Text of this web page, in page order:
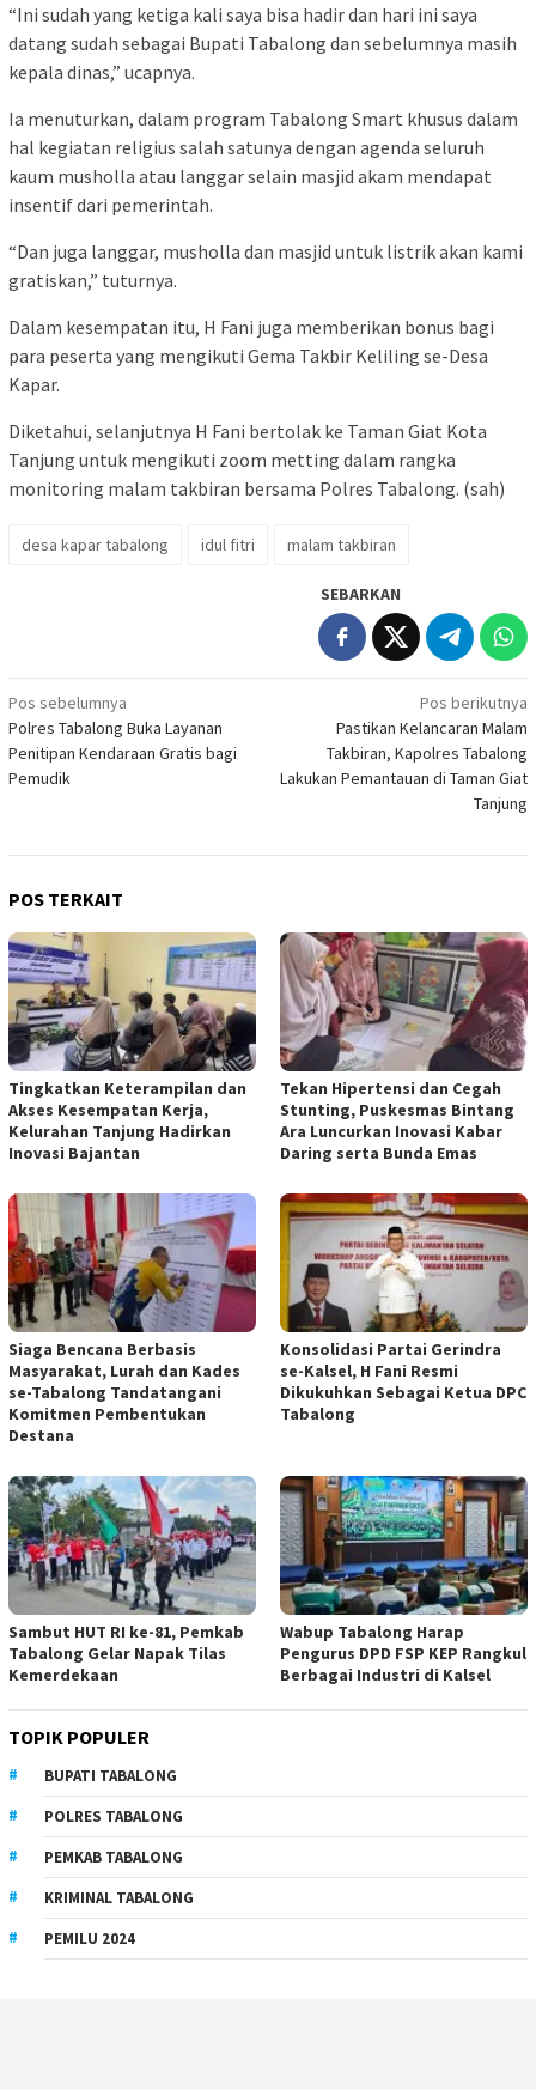
“Ini sudah yang ketiga kali saya bisa hadir dan hari ini saya
datang sudah sebagai Bupati Tabalong dan sebelumnya masih
kepala dinas,” ucapnya.
Ia menuturkan, dalam program Tabalong Smart khusus dalam
hal kegiatan religius salah satunya dengan agenda seluruh
kaum musholla atau langgar selain masjid akam mendapat
insentif dari pemerintah.
“Dan juga langgar, musholla dan masjid untuk listrik akan kami
gratiskan,” tuturnya.
Dalam kesempatan itu, H Fani juga memberikan bonus bagi
para peserta yang mengikuti Gema Takbir Keliling se-Desa
Kapar.
Diketahui, selanjutnya H Fani bertolak ke Taman Giat Kota
Tanjung untuk mengikuti zoom metting dalam rangka
monitoring malam takbiran bersama Polres Tabalong. (sah)
desa kapar tabalong idul fitri malam takbiran
SEBARKAN
Navigasi
pos
Pos sebelumnya
Polres Tabalong Buka Layanan
Penitipan Kendaraan Gratis bagi
Pemudik
Pos berikutnya
Pastikan Kelancaran Malam
Takbiran, Kapolres Tabalong
Lakukan Pemantauan di Taman Giat
Tanjung
POS TERKAIT
Tingkatkan Keterampilan dan
Akses Kesempatan Kerja,
Kelurahan Tanjung Hadirkan
Inovasi Bajantan
Tekan Hipertensi dan Cegah
Stunting, Puskesmas Bintang
Ara Luncurkan Inovasi Kabar
Daring serta Bunda Emas
Siaga Bencana Berbasis
Masyarakat, Lurah dan Kades
se-Tabalong Tandatangani
Komitmen Pembentukan
Destana
Konsolidasi Partai Gerindra
se-Kalsel, H Fani Resmi
Dikukuhkan Sebagai Ketua DPC
Tabalong
Sambut HUT RI ke-81, Pemkab
Tabalong Gelar Napak Tilas
Kemerdekaan
Wabup Tabalong Harap
Pengurus DPD FSP KEP Rangkul
Berbagai Industri di Kalsel
TOPIK POPULER
BUPATI TABALONG
POLRES TABALONG
PEMKAB TABALONG
KRIMINAL TABALONG
PEMILU 2024